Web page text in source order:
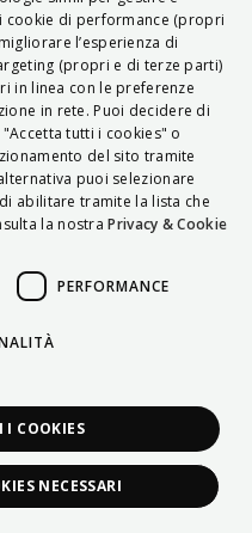
ITALIAN
ENGLISH
FRENCH
HUNGARIAN
DEUTSCH
POLSKI
PORTUGUÊS
cookie di performance (propri
l’esperienza di
(propri e di terze parti)
in linea con le preferenze
in rete. Puoi decidere di
tutti i cookies" o
del sito tramite
puoi selezionare
abilitare tramite la lista che
la nostra Privacy & Cookie
PERFORMANCE
I COOKIES
NECESSARI